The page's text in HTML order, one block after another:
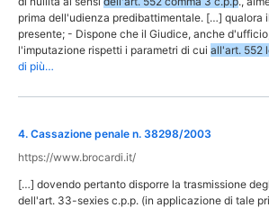
prima dell'udienza predibattimentale. […] qualora
presente; - Dispone che il Giudice, anche
l'imputazione rispetti i parametri di cui all'art. 552
di più…
4. Cassazione penale n. 38298/2003
https://www.brocardi.it/
[…] dovendo pertanto disporre la trasmissione
dell'art. 33-sexies c.p.p. (in applicazione di tale